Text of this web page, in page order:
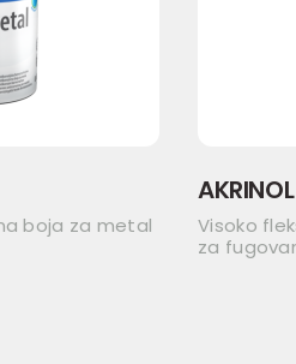
boja za metal
Visoko
za